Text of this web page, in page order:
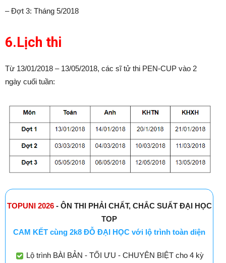
– Đợt 3: Tháng 5/2018
6.Lịch thi
Từ 13/01/2018 – 13/05/2018, các sĩ tử thi PEN-CUP vào 2
ngày cuối tuần:
TOPUNI 2026- ÔN THI PHẢI CHẤT, CHẮC SUẤT ĐẠI HỌC
TOP
CAM KẾT cùng 2k8 ĐỖ ĐẠI HỌC với lộ trình toàn diện
Lộ trình BÀI BẢN - TỐI ƯU - CHUYÊN BIỆT cho 4 kỳ